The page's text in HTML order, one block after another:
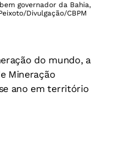
governador da Bahia,
Divulgação/CBPM
do mundo, a
Mineração
ano em território